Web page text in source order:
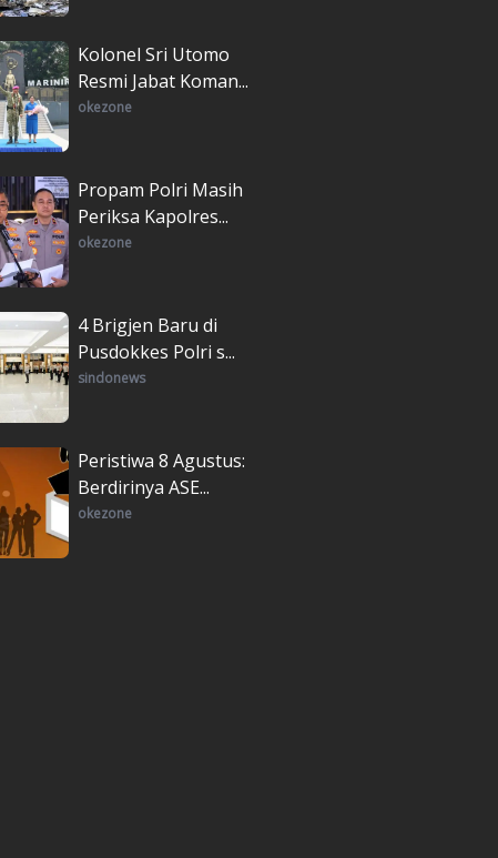
Kolonel Sri Utomo
Resmi Jabat Koman...
okezone
Propam Polri Masih
Periksa Kapolres...
okezone
4 Brigjen Baru di
Pusdokkes Polri s...
sindonews
Peristiwa 8 Agustus:
Berdirinya ASE...
okezone